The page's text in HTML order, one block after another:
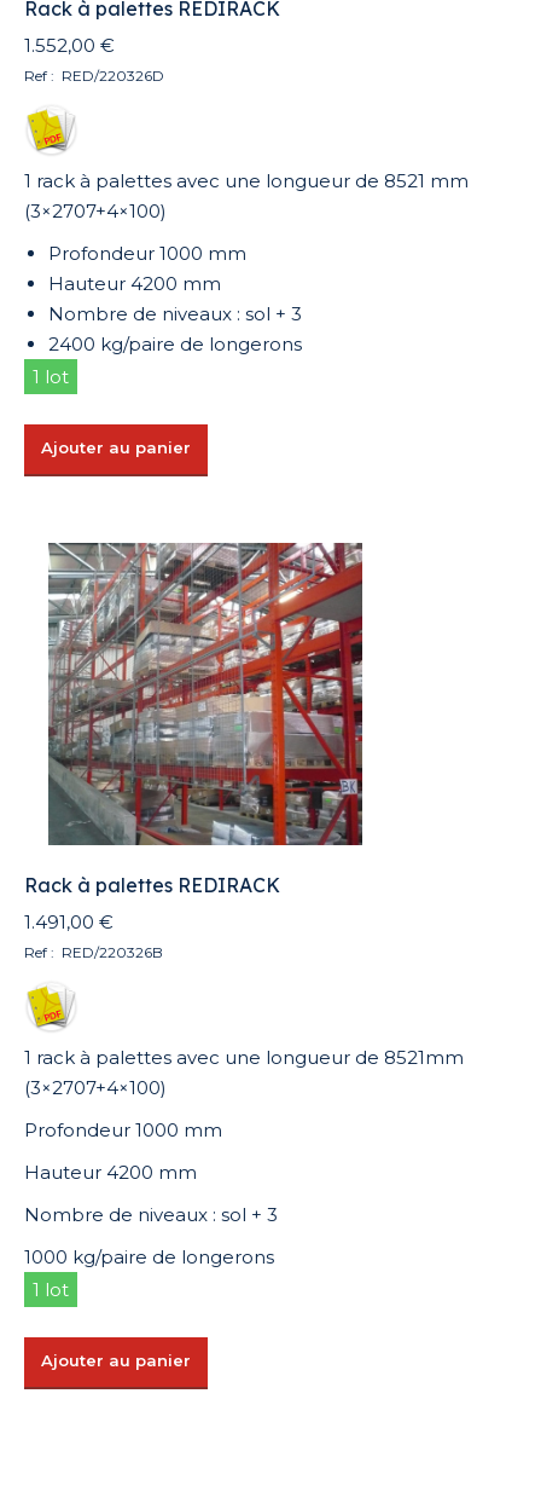
Rack à palettes REDIRACK
1.552,00 €
Ref : RED/220326D
1 rack à palettes avec une longueur de 8521 mm
(3×2707+4×100)
Profondeur 1000 mm
Hauteur 4200 mm
Nombre de niveaux : sol + 3
2400 kg/paire de longerons
1 lot
Ajouter au panier
Rack à palettes REDIRACK
1.491,00 €
Ref : RED/220326B
1 rack à palettes avec une longueur de 8521mm
(3×2707+4×100)
Profondeur 1000 mm
Hauteur 4200 mm
Nombre de niveaux : sol + 3
1000 kg/paire de longerons
1 lot
Ajouter au panier